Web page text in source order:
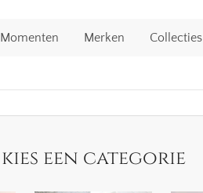
Momenten Merken Collecties
kies een categorie